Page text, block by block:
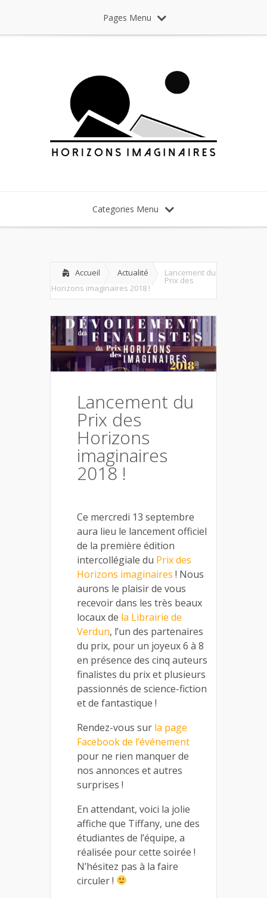
Pages Menu
Categories Menu
Accueil Actualité Lancement du
Prix des
Horizons imaginaires 2018 !
Lancement du
Prix des
Horizons
imaginaires
2018 !
Ce mercredi 13 septembre
aura lieu le lancement officiel
de la première édition
intercollégiale du Prix des
Horizons imaginaires ! Nous
aurons le plaisir de vous
recevoir dans les très beaux
locaux de la Librairie de
Verdun, l’un des partenaires
du prix, pour un joyeux 6 à 8
en présence des cinq auteurs
finalistes du prix et plusieurs
passionnés de science-fiction
et de fantastique !
Rendez-vous sur la page
Facebook de l’événement
pour ne rien manquer de
nos annonces et autres
surprises !
En attendant, voici la jolie
affiche que Tiffany, une des
étudiantes de l’équipe, a
réalisée pour cette soirée !
N’hésitez pas à la faire
circuler !